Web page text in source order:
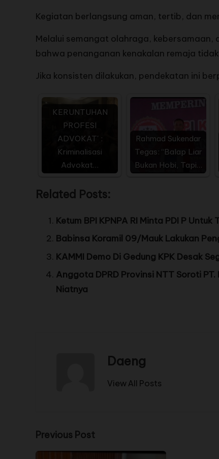
Kegiatan berlangsung aman, tertib, dan
Melalui semangat olahraga, kebersamaan,
bahwa penanganan kenakalan remaja
Jika konsisten dilakukan, pendekatan ini
KERUNTUHAN
PROFESI
ADVOKAT' :
Kriminalisasi
Advokat…
Rahmad Sukendar
Tegas: “Balap Liar
Bukan Hobi, Tapi…
Related Posts:
Ketum BPI KPNPA RI Minta PDI P
Babinsa Koramil 09/Mauk Lakukan
KAMMI Demo Di Gedung KPK Desak
Anggota DPRD Provinsi NTT Soroti
Niatnya
Daeng
View All Posts
Previous Post